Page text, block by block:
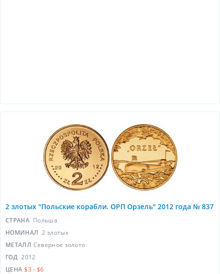
2 злотых "Польские корабли. ОРП Орзель" 2012 года № 837
СТРАНА Польша
НОМИНАЛ 2 злотых
МЕТАЛЛ Северное золото
ГОД 2012
ЦЕНА $3 - $6